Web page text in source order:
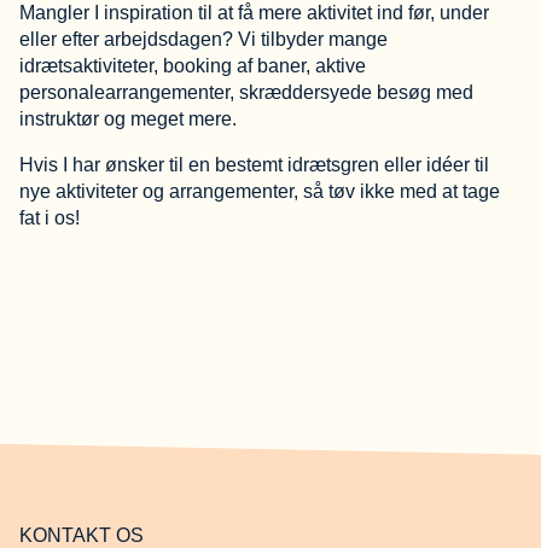
Mangler I inspiration til at få mere aktivitet ind før, under
eller efter arbejdsdagen? Vi tilbyder mange
idrætsaktiviteter, booking af baner, aktive
personalearrangementer, skræddersyede besøg med
instruktør og meget mere.
Hvis I har ønsker til en bestemt idrætsgren eller idéer til
nye aktiviteter og arrangementer, så tøv ikke med at tage
fat i os!
KONTAKT OS